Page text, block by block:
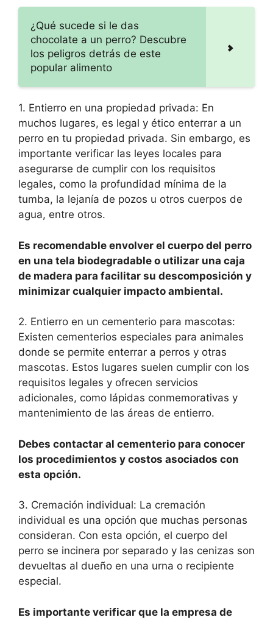
¿Qué sucede si le das
chocolate a un perro? Descubre
los peligros detrás de este
popular alimento
1. Entierro en una propiedad privada: En
muchos lugares, es legal y ético enterrar a un
perro en tu propiedad privada. Sin embargo, es
importante verificar las leyes locales para
asegurarse de cumplir con los requisitos
legales, como la profundidad mínima de la
tumba, la lejanía de pozos u otros cuerpos de
agua, entre otros.
Es recomendable envolver el cuerpo del perro
en una tela biodegradable o utilizar una caja
de madera para facilitar su descomposición y
minimizar cualquier impacto ambiental.
2. Entierro en un cementerio para mascotas:
Existen cementerios especiales para animales
donde se permite enterrar a perros y otras
mascotas. Estos lugares suelen cumplir con los
requisitos legales y ofrecen servicios
adicionales, como lápidas conmemorativas y
mantenimiento de las áreas de entierro.
Debes contactar al cementerio para conocer
los procedimientos y costos asociados con
esta opción.
3. Cremación individual: La cremación
individual es una opción que muchas personas
consideran. Con esta opción, el cuerpo del
perro se incinera por separado y las cenizas son
devueltas al dueño en una urna o recipiente
especial.
Es importante verificar que la empresa de